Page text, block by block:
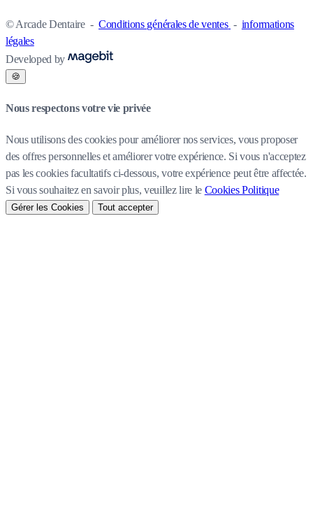
© Arcade Dentaire - Conditions générales de ventes - informations
légales
Developed by
🍪
Nous respectons votre vie privée
Nous utilisons des cookies pour améliorer nos services, vous proposer
des offres personnelles et améliorer votre expérience. Si vous n'acceptez
pas les cookies facultatifs ci-dessous, votre expérience peut être affectée.
Si vous souhaitez en savoir plus, veuillez lire le Cookies Politique
Gérer les Cookies Tout accepter